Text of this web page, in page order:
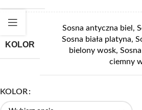
KOLOR
Sosna antyczna biel ,
Sosna biała platyna,
bielony wosk,
ciemny
KOLOR